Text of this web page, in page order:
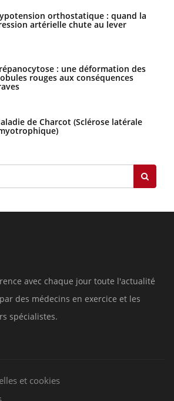
orthostatique : quand la
artérielle chute au lever
: une déformation des
rouges aux conséquences
de Charcot (Sclérose latérale
avec chaque jour toute l'actualité
des médecins en exercice et les
spécialistes.
et cookies